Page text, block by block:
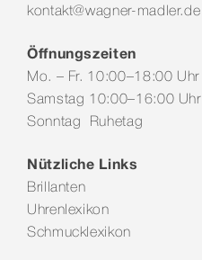
kontakt@wagner-madler.de
Öffnungszeiten
Mo. – Fr. 10:00–18:00 Uhr
Samstag 10:00–16:00 Uhr
Sonntag Ruhetag
Nützliche Links
Brillanten
Uhrenlexikon
Schmucklexikon